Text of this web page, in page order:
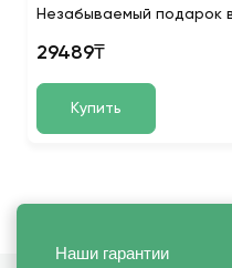
Незабываемый подарок
29489₸
Купить
Наши гарантии